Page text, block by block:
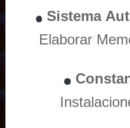
Sistema
Elaborar